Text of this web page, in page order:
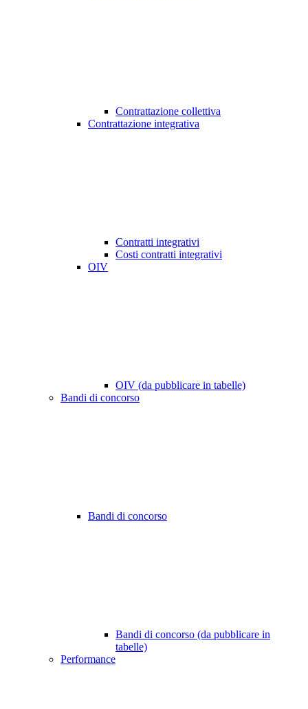
Contrattazione collettiva
Contrattazione integrativa
Contratti integrativi
Costi contratti integrativi
OIV
OIV (da pubblicare in tabelle)
Bandi di concorso
Bandi di concorso
Bandi di concorso (da pubblicare in
tabelle)
Performance